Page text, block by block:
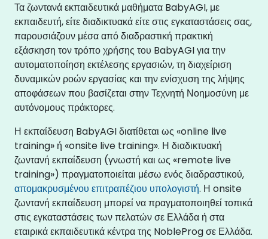
Τα ζωντανά εκπαιδευτικά μαθήματα BabyAGI, με
εκπαιδευτή, είτε διαδικτυακά είτε στις εγκαταστάσεις σας,
παρουσιάζουν μέσα από διαδραστική πρακτική
εξάσκηση τον τρόπο χρήσης του BabyAGI για την
αυτοματοποίηση εκτέλεσης εργασιών, τη διαχείριση
δυναμικών ροών εργασίας και την ενίσχυση της λήψης
αποφάσεων που βασίζεται στην Τεχνητή Νοημοσύνη με
αυτόνομους πράκτορες.
Η εκπαίδευση BabyAGI διατίθεται ως «online live
training» ή «onsite live training». Η διαδικτυακή
ζωντανή εκπαίδευση (γνωστή και ως «remote live
training») πραγματοποιείται μέσω ενός διαδραστικού,
απομακρυσμένου επιτραπέζιου υπολογιστή. Η onsite
ζωντανή εκπαίδευση μπορεί να πραγματοποιηθεί τοπικά
στις εγκαταστάσεις των πελατών σε Ελλάδα ή στα
εταιρικά εκπαιδευτικά κέντρα της NobleProg σε Ελλάδα.